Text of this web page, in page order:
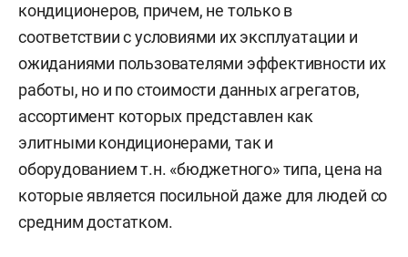
кондиционеров, причем, не только в
соответствии с условиями их эксплуатации и
ожиданиями пользователями эффективности их
работы, но и по стоимости данных агрегатов,
ассортимент которых представлен как
элитными кондиционерами, так и
оборудованием т.н. «бюджетного» типа, цена на
которые является посильной даже для людей со
средним достатком.